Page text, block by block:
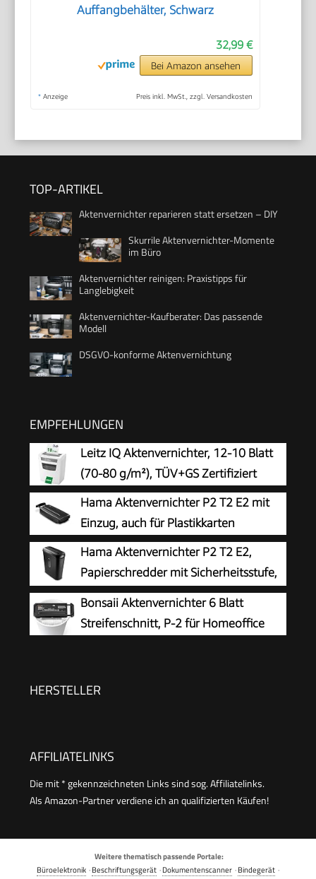
Auffangbehälter, Schwarz
32,99 €
Bei Amazon ansehen
* Anzeige Preis inkl. MwSt., zzgl. Versandkosten
TOP-ARTIKEL
Aktenvernichter reparieren statt ersetzen – DIY
Skurrile Aktenvernichter-Momente
im Büro
Aktenvernichter reinigen: Praxistipps für
Langlebigkeit
Aktenvernichter-Kaufberater: Das passende
Modell
DSGVO-konforme Aktenvernichtung
EMPFEHLUNGEN
Leitz IQ Aktenvernichter, 12-10 Blatt
(70-80 g/m²), TÜV+GS Zertifiziert
Hama Aktenvernichter P2 T2 E2 mit
Einzug, auch für Plastikkarten
Hama Aktenvernichter P2 T2 E2,
Papierschredder mit Sicherheitsstufe,
Einzug
Bonsaii Aktenvernichter 6 Blatt
Streifenschnitt, P-2 für Homeoffice
HERSTELLER
AFFILIATELINKS
Die mit * gekennzeichneten Links sind sog. Affiliatelinks.
Als Amazon-Partner verdiene ich an qualifizierten Käufen!
Weitere thematisch passende Portale:
Büroelektronik ·Beschriftungsgerät ·Dokumentenscanner ·Bindegerät ·